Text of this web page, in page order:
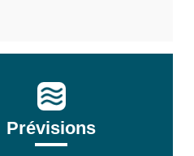
Prévisions